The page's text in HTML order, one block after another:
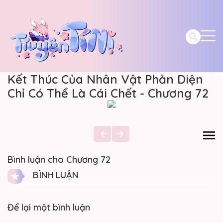
Kết Thúc Của Nhân Vật Phản Diện
Chỉ Có Thể Là Cái Chết - Chương 72
Bình luận cho Chương 72
BÌNH LUẬN
Để lại một bình luận